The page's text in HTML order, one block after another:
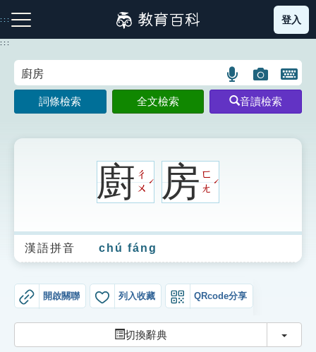
到
主
:::
注音索引圖示 筆畫索引圖示 部首索引表圖示
生字詞彙表
成語故事
索引選單
登入
:::
語
言
搜
圖
片
搜
開
鍵
圖
詞條檢索 全文檢索 音讀檢索
廚ㄔ
ㄨ
ˊ 房ㄈ
ㄤ
ˊ
漢語拼音 chú fáng
開啟關聯 列入收藏 QRcode分享
切換辭典 切換